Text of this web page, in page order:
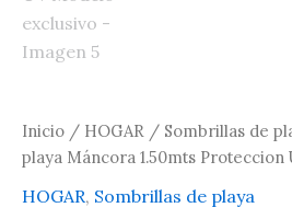
Inicio / HOGAR / Sombrillas de
playa Máncora 1.50mts Proteccion
HOGAR, Sombrillas de playa